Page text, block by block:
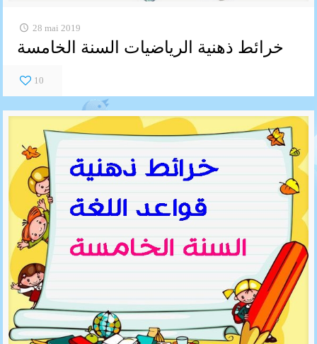
28 mai 2019
خرائط ذهنية الرياضيات السنة الخامسة
10